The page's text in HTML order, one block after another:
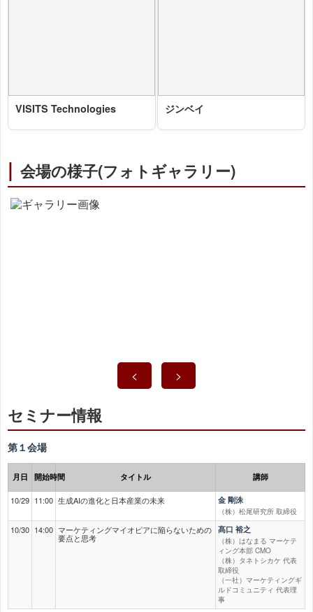
VISITS Technologies
2025-10-29 10:52:52=>202510060082
ジンベイ
| 会場の様子(フォトギャラリー)
< >
セミナー情報
第１会場
月日 開始時間 タイトル 講師
10/29 11:00 生成AIの進化と日本産業の未来 金 剛洙
（株）松尾研究所 取締役
10/30 14:00 マーケティングマイオピアに陥らないための
要点と思考
髙口 裕之
（株）はなまる マーケテ
ィング本部 CMO
（株）タネトシカケ 代表
取締役
（一社）マーケティングギ
ルドコミュニティ 代表理
事